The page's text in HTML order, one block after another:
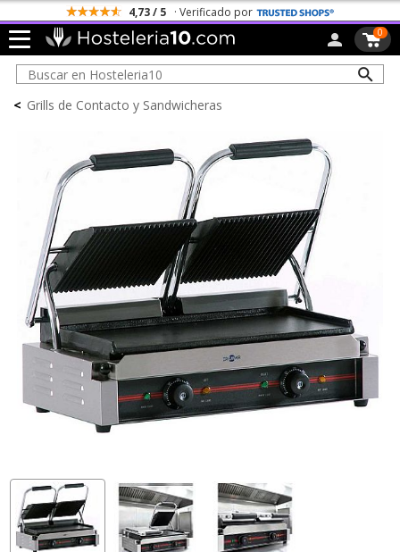
4,73 / 5 · Verificado por
0
< Grills de Contacto y Sandwicheras